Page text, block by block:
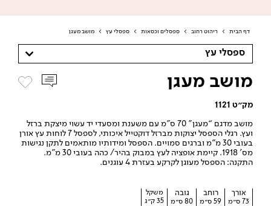
דף הבית > ריהוט רחוב > ספסלים וכסאות > ספסלי עץ > מושב מעגן
ספסלי עץ
מושב מעגן
מק״ט 1121
מושב מדגם “מעגן” 70 ס”מ עם משענת ומסעדי יד עשוי מיצקת ברזל
ועץ. רגלי הספסל יצוקות מברזל דוקטייל איכותי, לספסל 7 לוחות עץ אורן
בעובי 30 מ”מ וברגים סמויים. הספסל ומידותיו מותאמים לתקן נגישות
מס’ 1918. קיימת אופציה לעץ במבוק בהיר/ כהה בעובי 30 מ”מ.
התקנה: הספסל מעוגן לקרקע בעזרת 4 עוגנים.
אורך
73 ס״מ
רוחב
59 ס״מ
גובה
80 ס״מ
משקל
35 ק״ג